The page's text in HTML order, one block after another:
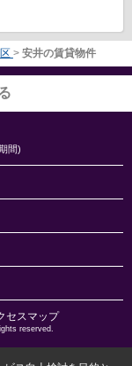
> 安井の賃貸物件
間)
セスマップ
reserved.